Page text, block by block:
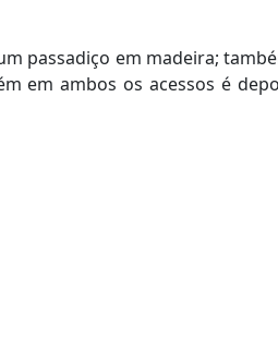
passadiço em madeira;
em ambos os acessos é